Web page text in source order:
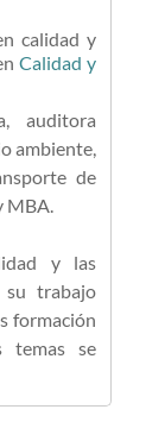
calidad y
Calidad y
auditora
ambiente,
de
MBA.
y las
su trabajo
formación
temas se